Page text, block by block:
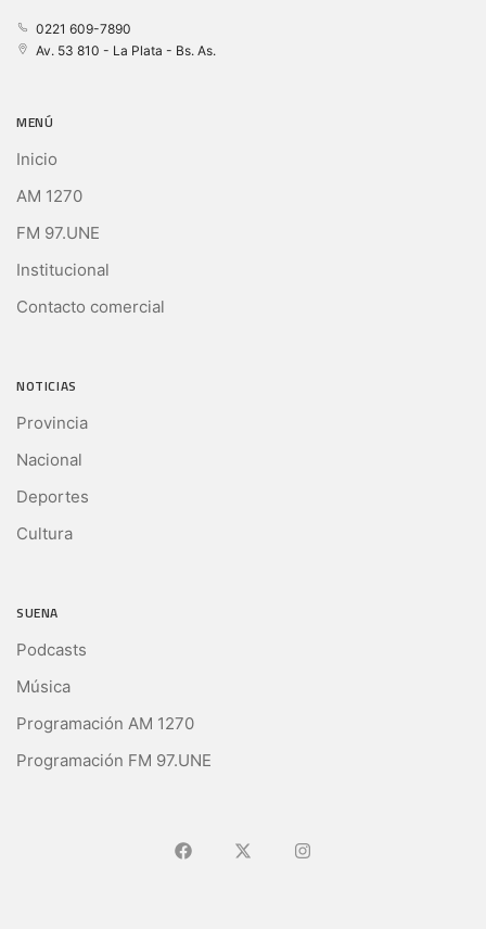
0221 609-7890
Av. 53 810 - La Plata - Bs. As.
MENÚ
Inicio
AM 1270
FM 97.UNE
Institucional
Contacto comercial
NOTICIAS
Provincia
Nacional
Deportes
Cultura
SUENA
Podcasts
Música
Programación AM 1270
Programación FM 97.UNE
Ir a FacebookIr a X (Ex-Twitter)
Ir a